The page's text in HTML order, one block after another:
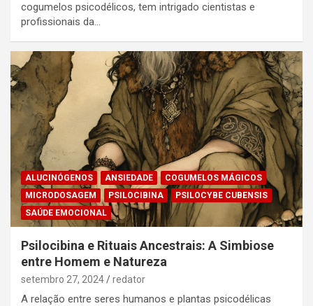
cogumelos psicodélicos, tem intrigado cientistas e
profissionais da…
ALUCINÓGENOS ANSIEDADE
COGUMELOS MÁGICOS
MICRODOSAGEM
PSILOCIBINA
PSILOCYBE CUBENSIS
SAÚDE EMOCIONAL
Psilocibina e Rituais Ancestrais: A Simbiose
entre Homem e Natureza
setembro 27, 2024 redator
A relação entre seres humanos e plantas psicodélicas